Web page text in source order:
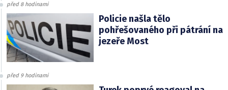
před 8 hodinami
Policie našla tělo
pohřešovaného při pátrání na
jezeře Most
před 9 hodinami